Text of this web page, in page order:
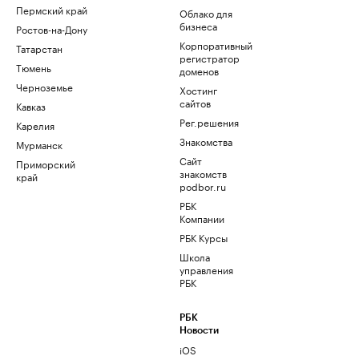
Пермский край
Ростов-на-Дону
Татарстан
Тюмень
Черноземье
Кавказ
Карелия
Мурманск
Приморский
край
Облако для
бизнеса
Корпоративный
регистратор
доменов
Хостинг
сайтов
Рег.решения
Знакомства
Сайт
знакомств
podbor.ru
РБК
Компании
РБК Курсы
Школа
управления
РБК
РБК
Новости
iOS